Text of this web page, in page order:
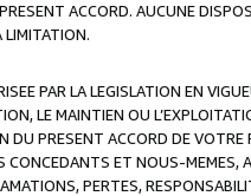
ACCORD. AUCUNE
LIMITATION.
PAR LA LEGISLATION EN
LE MAINTIEN OU
DU PRESENT ACCORD DE
CONCEDANTS ET NOUS-
PERTES,